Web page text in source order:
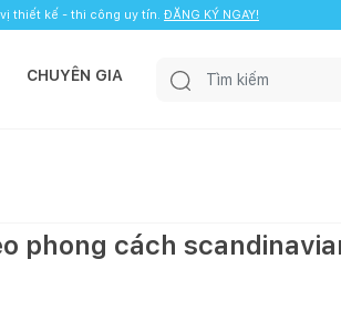
thiết kế - thi công uy tín. ĐĂNG KÝ NGAY!
CHUYÊN GIA
phong cách